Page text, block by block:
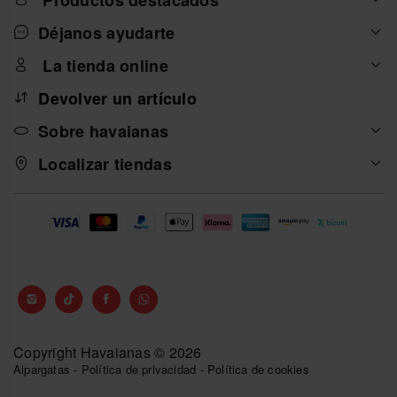
Déjanos ayudarte
La tienda online
Devolver un artículo
Sobre havaianas
Localizar tiendas
Copyright Havaianas © 2026
Alpargatas - Política de privacidad - Política de cookies